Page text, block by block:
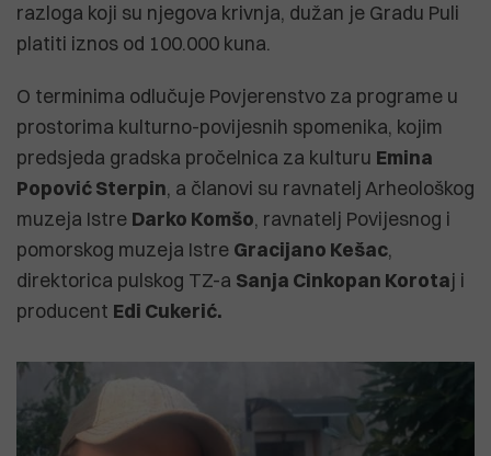
razloga koji su njegova krivnja, dužan je Gradu Puli
platiti iznos od 100.000 kuna.
O terminima odlučuje Povjerenstvo za programe u
prostorima kulturno-povijesnih spomenika, kojim
predsjeda gradska pročelnica za kulturu Emina
Popović Sterpin, a članovi su ravnatelj Arheološkog
muzeja Istre Darko Komšo, ravnatelj Povijesnog i
pomorskog muzeja Istre Gracijano Kešac,
direktorica pulskog TZ-a Sanja Cinkopan Korotaj i
producent Edi Cukerić.